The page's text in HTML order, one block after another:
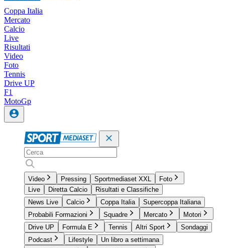
Coppa Italia
Mercato
Calcio
Live
Risultati
Video
Foto
Tennis
Drive UP
F1
MotoGp
Video Pressing Sportmediaset XXL
Foto
Live
Diretta Calcio
Risultati e Classifiche
News Live
Calcio Coppa Italia
Supercoppa Italiana
Probabili Formazioni
Squadre Mercato
Motori
Drive UP
Formula E Tennis Altri Sport
Sondaggi
Podcast
Lifestyle
Un libro a settimana